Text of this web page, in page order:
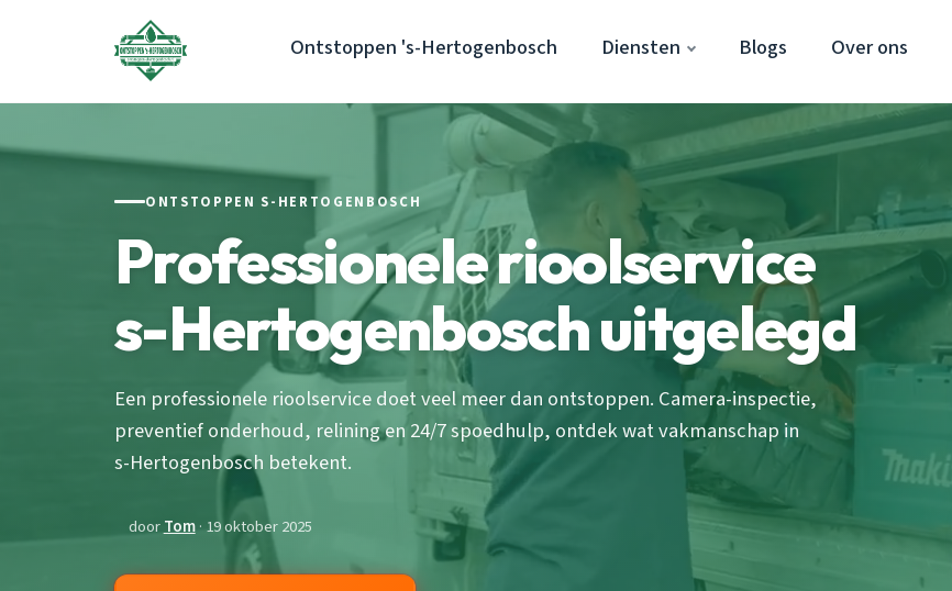
Ontstoppen 's-Hertogenbosch Diensten Blogs Over ons
ONTSTOPPEN S-HERTOGENBOSCH
Professionele rioolservice
s-Hertogenbosch uitgelegd
Een professionele rioolservice doet veel meer dan ontstoppen. Camera-inspectie,
preventief onderhoud, relining en 24/7 spoedhulp, ontdek wat vakmanschap in
s-Hertogenbosch betekent.
doorTom· 19 oktober 2025